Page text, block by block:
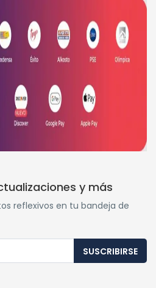
y más
reflexivos en tu bandeja de
SUSCRIBIRSE